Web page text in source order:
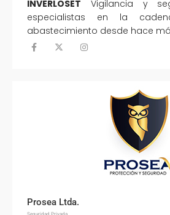
INVERLOSET Vigilancia y
especialistas en la
abastecimiento desde hace
Prosea Ltda.